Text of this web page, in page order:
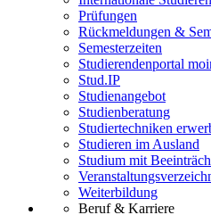
Prüfungen
Rückmeldungen &
Semesterzeiten
Studierendenportal
Stud.IP
Studienangebot
Studienberatung
Studiertechniken
Studieren im Ausland
Studium mit
Weiterbildung
Beruf & Karriere